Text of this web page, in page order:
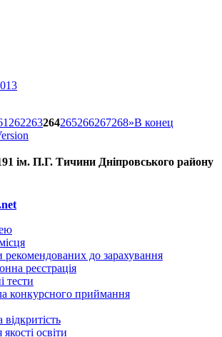
262263264265266267268»В конец
ім. П.Г. Тичини Дніпровського району
до зарахування
реєстрація
тести
конкурсного приймання
відкритість
освіти